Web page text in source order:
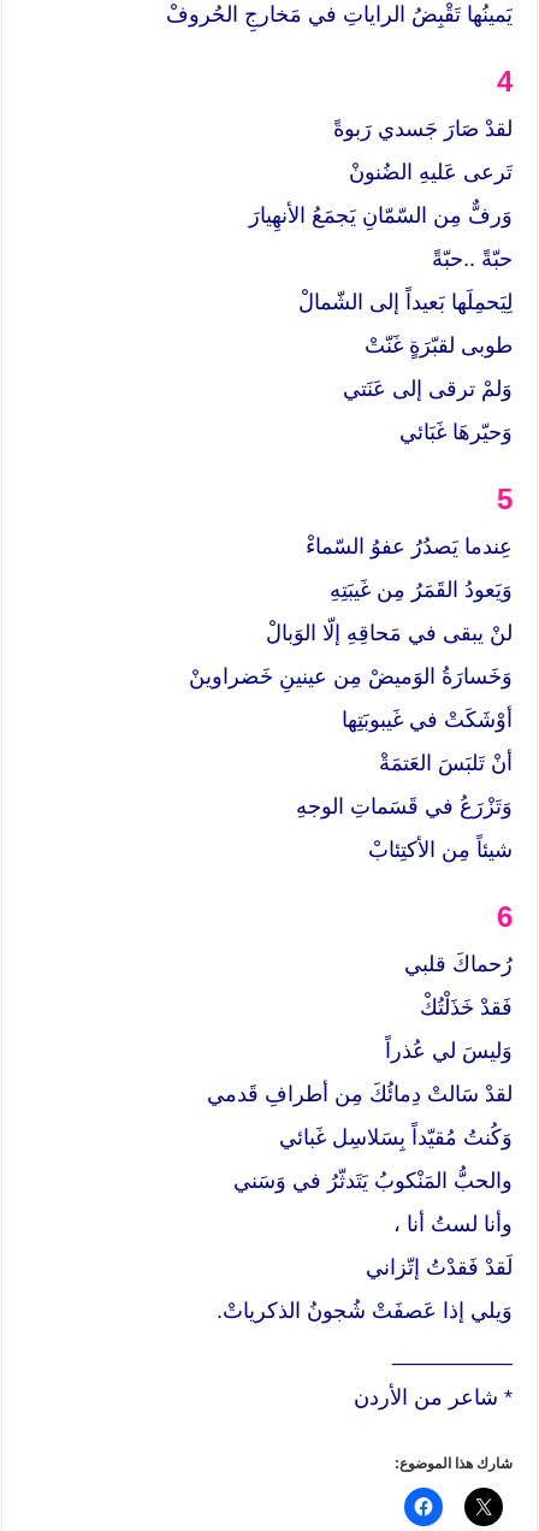
يَمينُها تَقْبِضُ الراياتِ في مَخارجِ الحُروفْ
4
لقدْ صَارَ جَسدي رَبوةً
تَرعى عَليهِ الضُنونْ
وَرفٌّ مِن السّمّانِ يَجمَعُ الأنهِيارَ
حبّةً ..حبّةً
لِيَحمِلَها بَعيداً إلى الشّمالْ
طوبى لقبّرَةٍ غَنّتْ
وَلمْ ترقى إلى عَنَتي
وَحيّرهَا غَبَائي
5
عِندما يَصدُرُ عفوُ السّماءْ
وَيَعودُ القَمَرُ مِن غَيبَتِهِ
لنْ يبقى في مَحاقِهِ إلّا الوَبالْ
وَخَسارَةُ الوَميضْ مِن عينينِ خَضراوينْ
أوْشَكَتْ في غَيبوبَتِها
أنْ تَلبَسَ العَتمَةْ
وَتَزْرَعُ في قَسَماتِ الوجهِ
شيئاً مِن الأكتِئابْ
6
رُحماكَ قلبي
فَقدْ خَذَلْتُكْ
وَليسَ لي عُذراً
لقدْ سَالتْ دِمائُكَ مِن أطرافِ قَدمي
وَكُنتُ مُقيّداً بِسَلاسِل غَبائي
والحبُّ المَنْكوبُ يَتَدثّرُ في وَسَني
وأنا لستُ أنا ،
لَقدْ فَقدْتُ إتّزاني
وَيلي إذا عَصفَتْ شُجونُ الذكرياتْ.
* شاعر من الأردن
شارك هذا الموضوع: